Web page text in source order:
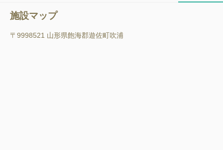
施設マップ
〒9998521 山形県飽海郡遊佐町吹浦